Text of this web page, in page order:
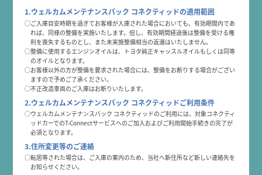
1.ウェルカムメンテナンスパック コネクティッドの適用範囲
○ご入庫目安時期を過ぎてお客様が入庫された場合においても、有効期間内であ
れば、同様の整備を実施いたします。但し、有効期間経過後は整備を受ける権
利を喪失するものとし、また未実施整備相当の返還はいたしません。
○整備に使用するエンジンオイルは、トヨタ純正キャッスルオイルもしくは同等
のオイルとなります。
○お客様以外の方が整備を要求された場合には、整備をお断りする場合がござい
ますので予めご了承ください。
○不正改造車両のご入庫はお断りいたします。
2.ウェルカムメンテナンスパック コネクティッドご利用条件
○ウェルカムメンテナンスパック コネクティッドのご利用には、対象コネクティ
ッドカーでのT-Connectサービスへのご加入およびご利用開始手続きの完了が
必須となります。
3.住所変更等のご連絡
○転居等された場合は、ご入庫の案内のため、当社へ新住所など新しい連絡先を
お知らせください。